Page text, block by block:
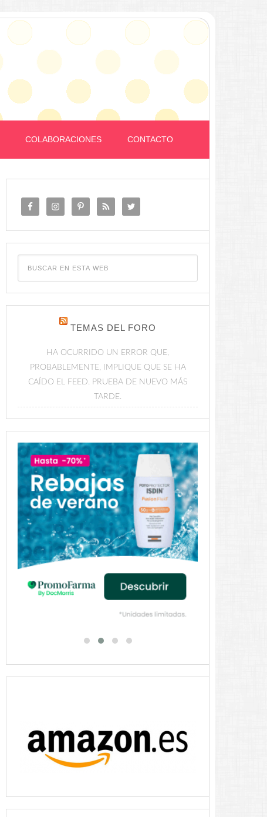
COLABORACIONES CONTACTO
TEMAS DEL FORO
HA OCURRIDO UN ERROR QUE,
PROBABLEMENTE, IMPLIQUE QUE SE HA
CAÍDO EL FEED. PRUEBA DE NUEVO MÁS
TARDE.